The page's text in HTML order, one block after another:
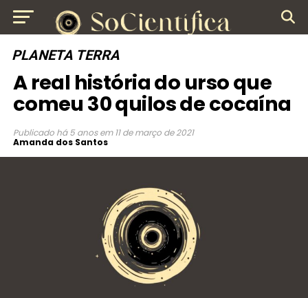
PLANETA TERRA
A real história do urso que
comeu 30 quilos de cocaína
Publicado há 5 anos em 11 de março de 2021
Amanda dos Santos